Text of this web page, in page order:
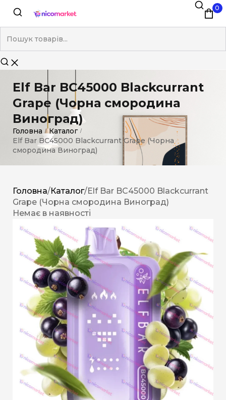
0
Elf Bar BC45000 Blackcurrant
Grape (Чорна смородина
Виноград)
Головна / Каталог /
Elf Bar BC45000 Blackcurrant Grape (Чорна
смородина Виноград)
Головна/Каталог/Elf Bar BC45000 Blackcurrant
Grape (Чорна смородина Виноград)
Немає в наявності